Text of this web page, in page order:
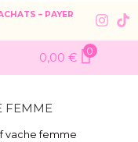
– PAYER
0,00 € 0
FEMME
vache femme